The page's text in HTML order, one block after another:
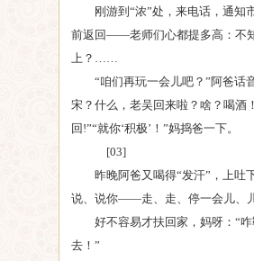
刚游到“浓”处，来电话，通知
前返回——老师们心都提多高：不
上？……
“咱们再玩一会儿吧？”阿爸话
宋？什么，老吴回来啦？啥？喝
回!”“就你‘积极’！”妈捣爸一下。
[03]
昨晚阿爸又喝得“发汗”，上吐下
说、说你——走、走、停一会儿
好不容易才扶回家，妈呀：“咋
去！”